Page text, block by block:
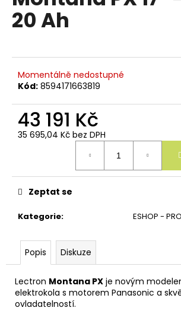
0,0
z
20 Ah
Momentálně nedostupné
Kód: 8594171663819
43 191 Kč
35 695,04 Kč bez DPH
Kategorie: ESHOP -
Zeptat se
Popis Diskuze
Lectron Montana PX je novým
elektrokola s motorem Panasonic a
ovladatelností.
n
a
t
?
HLEDAT
D
o
u
č
u